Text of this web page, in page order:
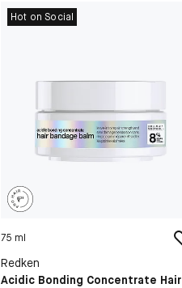
Hot on Social
75 ml
Redken
Acidic Bonding Concentrate Hair